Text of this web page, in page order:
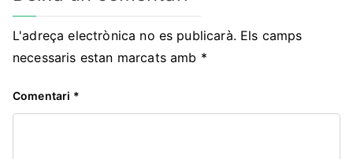
L'adreça electrònica no es publicarà. Els camps
necessaris estan marcats amb *
Comentari *